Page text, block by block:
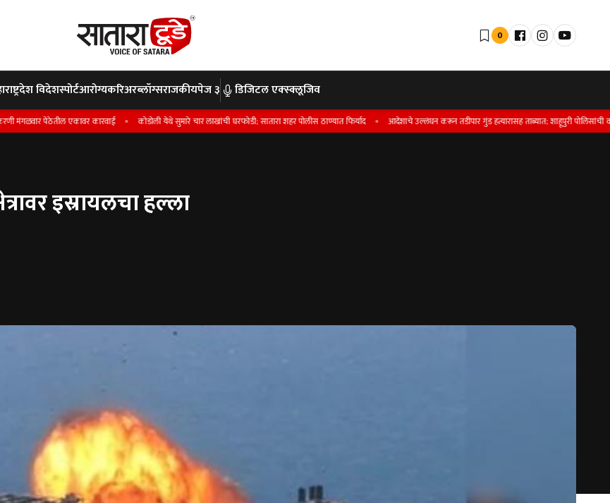
0
देश विदेशस्पोर्टआरोग्यकरिअरब्लॉग्सराजकीयपेज ३ डिजिटल एक्स्क्लूजिव
पेठेतील एकावर कारवाई कोडोली येथे सुमारे चार लाखांची घरफोडी; सातारा शहर पोलीस ठाण्यात फिर्याद आदेशाचे उल्लंघन करून तडीपार गुंड हत्यारासह ताब्यात; शाहूपुरी पोलिसांची कारवाई
इस्रायलचा हल्‍ला